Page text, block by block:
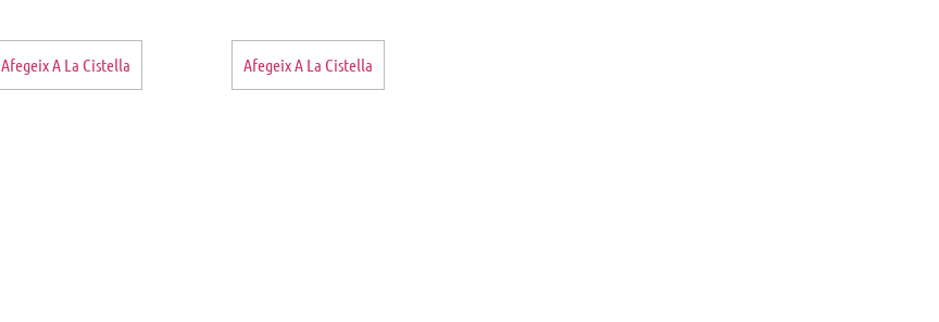
Afegeix A La Cistella Afegeix A La Cistella